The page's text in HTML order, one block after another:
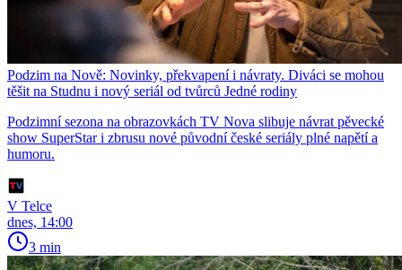
Podzim na Nově: Novinky, překvapení i návraty. Diváci se mohou
těšit na Studnu i nový seriál od tvůrců Jedné rodiny
Podzimní sezona na obrazovkách TV Nova slibuje návrat pěvecké
show SuperStar i zbrusu nové původní české seriály plné napětí a
humoru.
V Telce
dnes, 14:00
3 min